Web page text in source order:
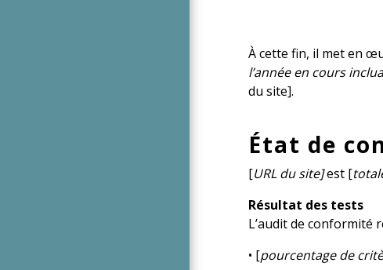
À cette fin, il met en
l’année en cours
du site].
État de
[URL du site]est [
Résultat des tests
L’audit de conformité
• [pourcentage de